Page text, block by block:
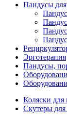
Пандусы
Эрготерапия
Пандусы,
Коляски
Скутеры